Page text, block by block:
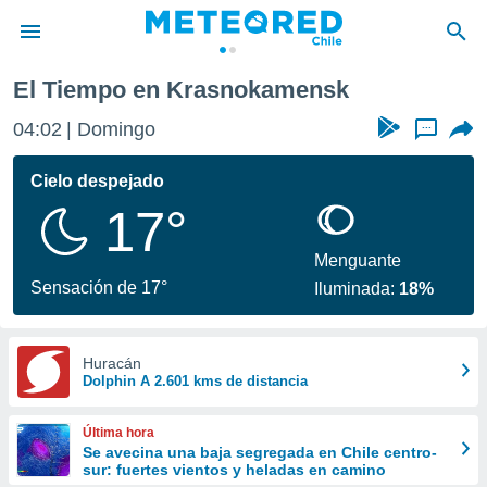
de
por
se
calidad.
a este
las
y
forma
digital
basada
El Tiempo en Krasnokamensk
04:02 Domingo ...
Cielo despejado
17°
Sensación de 17°
Menguante
Iluminada: 18%
Huracán
Dolphin A 2.601 kms de distancia
Última hora
Se avecina una baja segregada en Chile centro-
sur: fuertes vientos y heladas en camino